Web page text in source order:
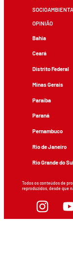
OPINIÃO
Bahia
Ceará
Distrito Federal
Minas Gerais
Paraíba
Paraná
Pernambuco
Rio de Janeiro
Rio Grande do
Todos os conteúdos de
reproduzidos, desde que